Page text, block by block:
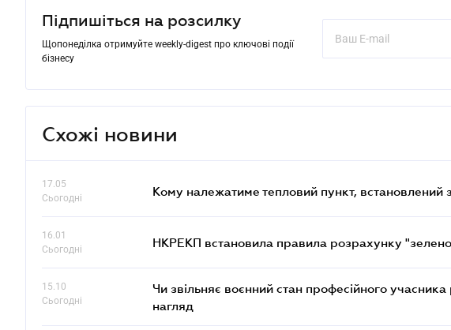
Підпишіться на розсилку
Щопонеділка отримуйте weekly-digest про ключові події
бізнесу
Схожі новини
17.05
Сьогодні
Кому належатиме тепловий пункт, встановлений
16.01
Сьогодні
НКРЕКП встановила правила розрахунку
15.10
Сьогодні
Чи звільняє воєнний стан професійного
нагляд